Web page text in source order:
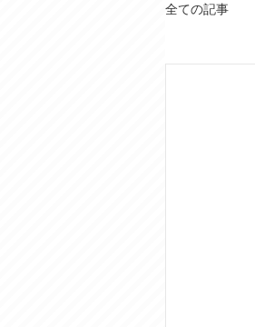
全ての記事